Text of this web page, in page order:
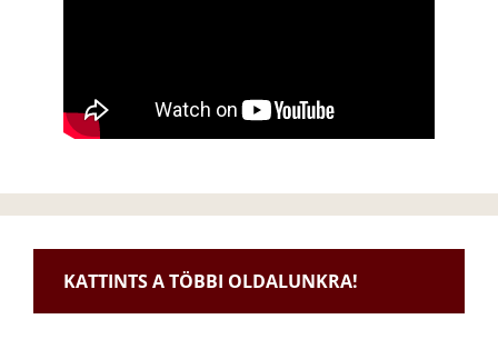
KATTINTS A TÖBBI OLDALUNKRA!